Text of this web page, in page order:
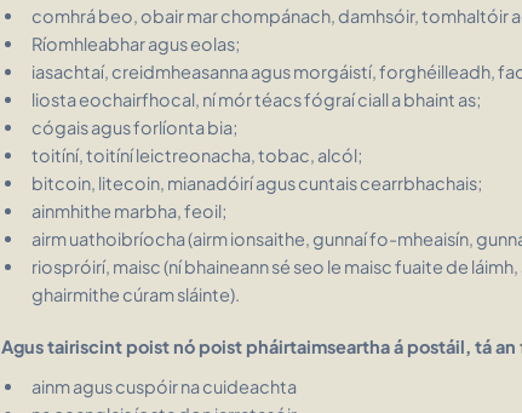
comhrá beo, obair mar chompánach, damhsóir, tomhaltóir
Ríomhleabhar agus eolas;
iasachtaí, creidmheasanna agus morgáistí, forghéilleadh,
liosta eochairfhocal, ní mór téacs fógraí ciall a bhaint as;
cógais agus forlíonta bia;
toitíní, toitíní leictreonacha, tobac, alcól;
bitcoin, litecoin, mianadóirí agus cuntais cearrbhachais;
ainmhithe marbha, feoil;
airm uathoibríocha (airm ionsaithe, gunnaí fo-mheaisín,
riospróirí, maisc (ní bhaineann sé seo le maisc fuaite de
ghairmithe cúram sláinte).
Agus tairiscint poist nó poist pháirtaimseartha á postáil, tá an
ainm agus cuspóir na cuideachta